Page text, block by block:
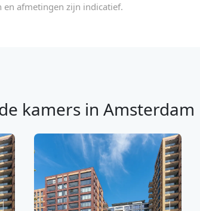
en afmetingen zijn indicatief.
kamers in Amsterdam